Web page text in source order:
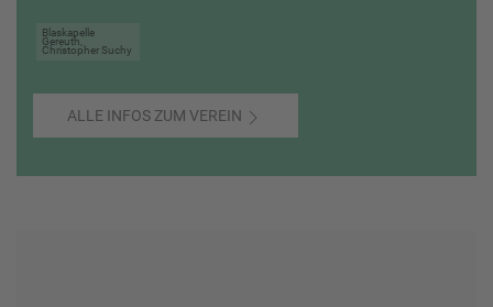
Blaskapelle
Gereuth,
Christopher Suchy
ALLE INFOS ZUM VEREIN